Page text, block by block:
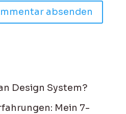
Design System?
Mein 7-